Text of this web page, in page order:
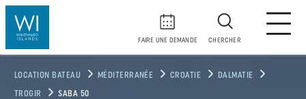
FAIRE UNE DEMANDE CHERCHER
LOCATION BATEAU MÉDITERRANÉE CROATIE DALMATIE
TROGIR SABA 50